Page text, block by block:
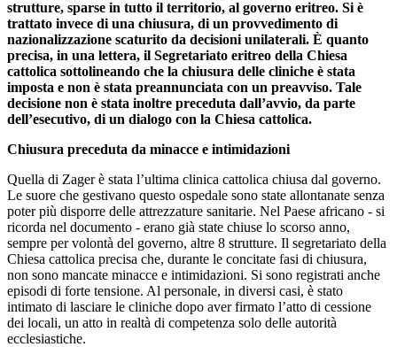
strutture, sparse in tutto il territorio, al governo eritreo. Si è
trattato invece di una chiusura, di un provvedimento di
nazionalizzazione scaturito da decisioni unilaterali. È quanto
precisa, in una lettera, il Segretariato eritreo della Chiesa
cattolica sottolineando che la chiusura delle cliniche è stata
imposta e non è stata preannunciata con un preavviso. Tale
decisione non è stata inoltre preceduta dall’avvio, da parte
dell’esecutivo, di un dialogo con la Chiesa cattolica.
Chiusura preceduta da minacce e intimidazioni
Quella di Zager è stata l’ultima clinica cattolica chiusa dal governo.
Le suore che gestivano questo ospedale sono state allontanate senza
poter più disporre delle attrezzature sanitarie. Nel Paese africano - si
ricorda nel documento - erano già state chiuse lo scorso anno,
sempre per volontà del governo, altre 8 strutture. Il segretariato della
Chiesa cattolica precisa che, durante le concitate fasi di chiusura,
non sono mancate minacce e intimidazioni. Si sono registrati anche
episodi di forte tensione. Al personale, in diversi casi, è stato
intimato di lasciare le cliniche dopo aver firmato l’atto di cessione
dei locali, un atto in realtà di competenza solo delle autorità
ecclesiastiche.